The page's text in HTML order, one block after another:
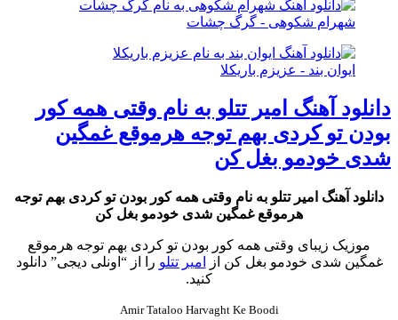
شهرام شکوهی - گرگ چشات
ایوان بند - عزیزم باریکلا
دانلود آهنگ امیر تتلو به نام وقتی همه کور
بودن تو کردی بهم توجه هرموقع غمگین
شدی خودمو بغل کن
دانلود آهنگ امیر تتلو به نام وقتی همه کور بودن تو کردی بهم توجه
هرموقع غمگین شدی خودمو بغل کن
موزیک زیبای وقتی همه کور بودن تو کردی بهم توجه هرموقع
غمگین شدی خودمو بغل کن از
امیر تتلو را از “اونلی دیجی” دانلود
کنید.
Amir Tataloo Harvaght Ke Boodi